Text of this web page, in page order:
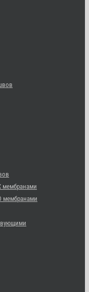
мембранами
мембранами